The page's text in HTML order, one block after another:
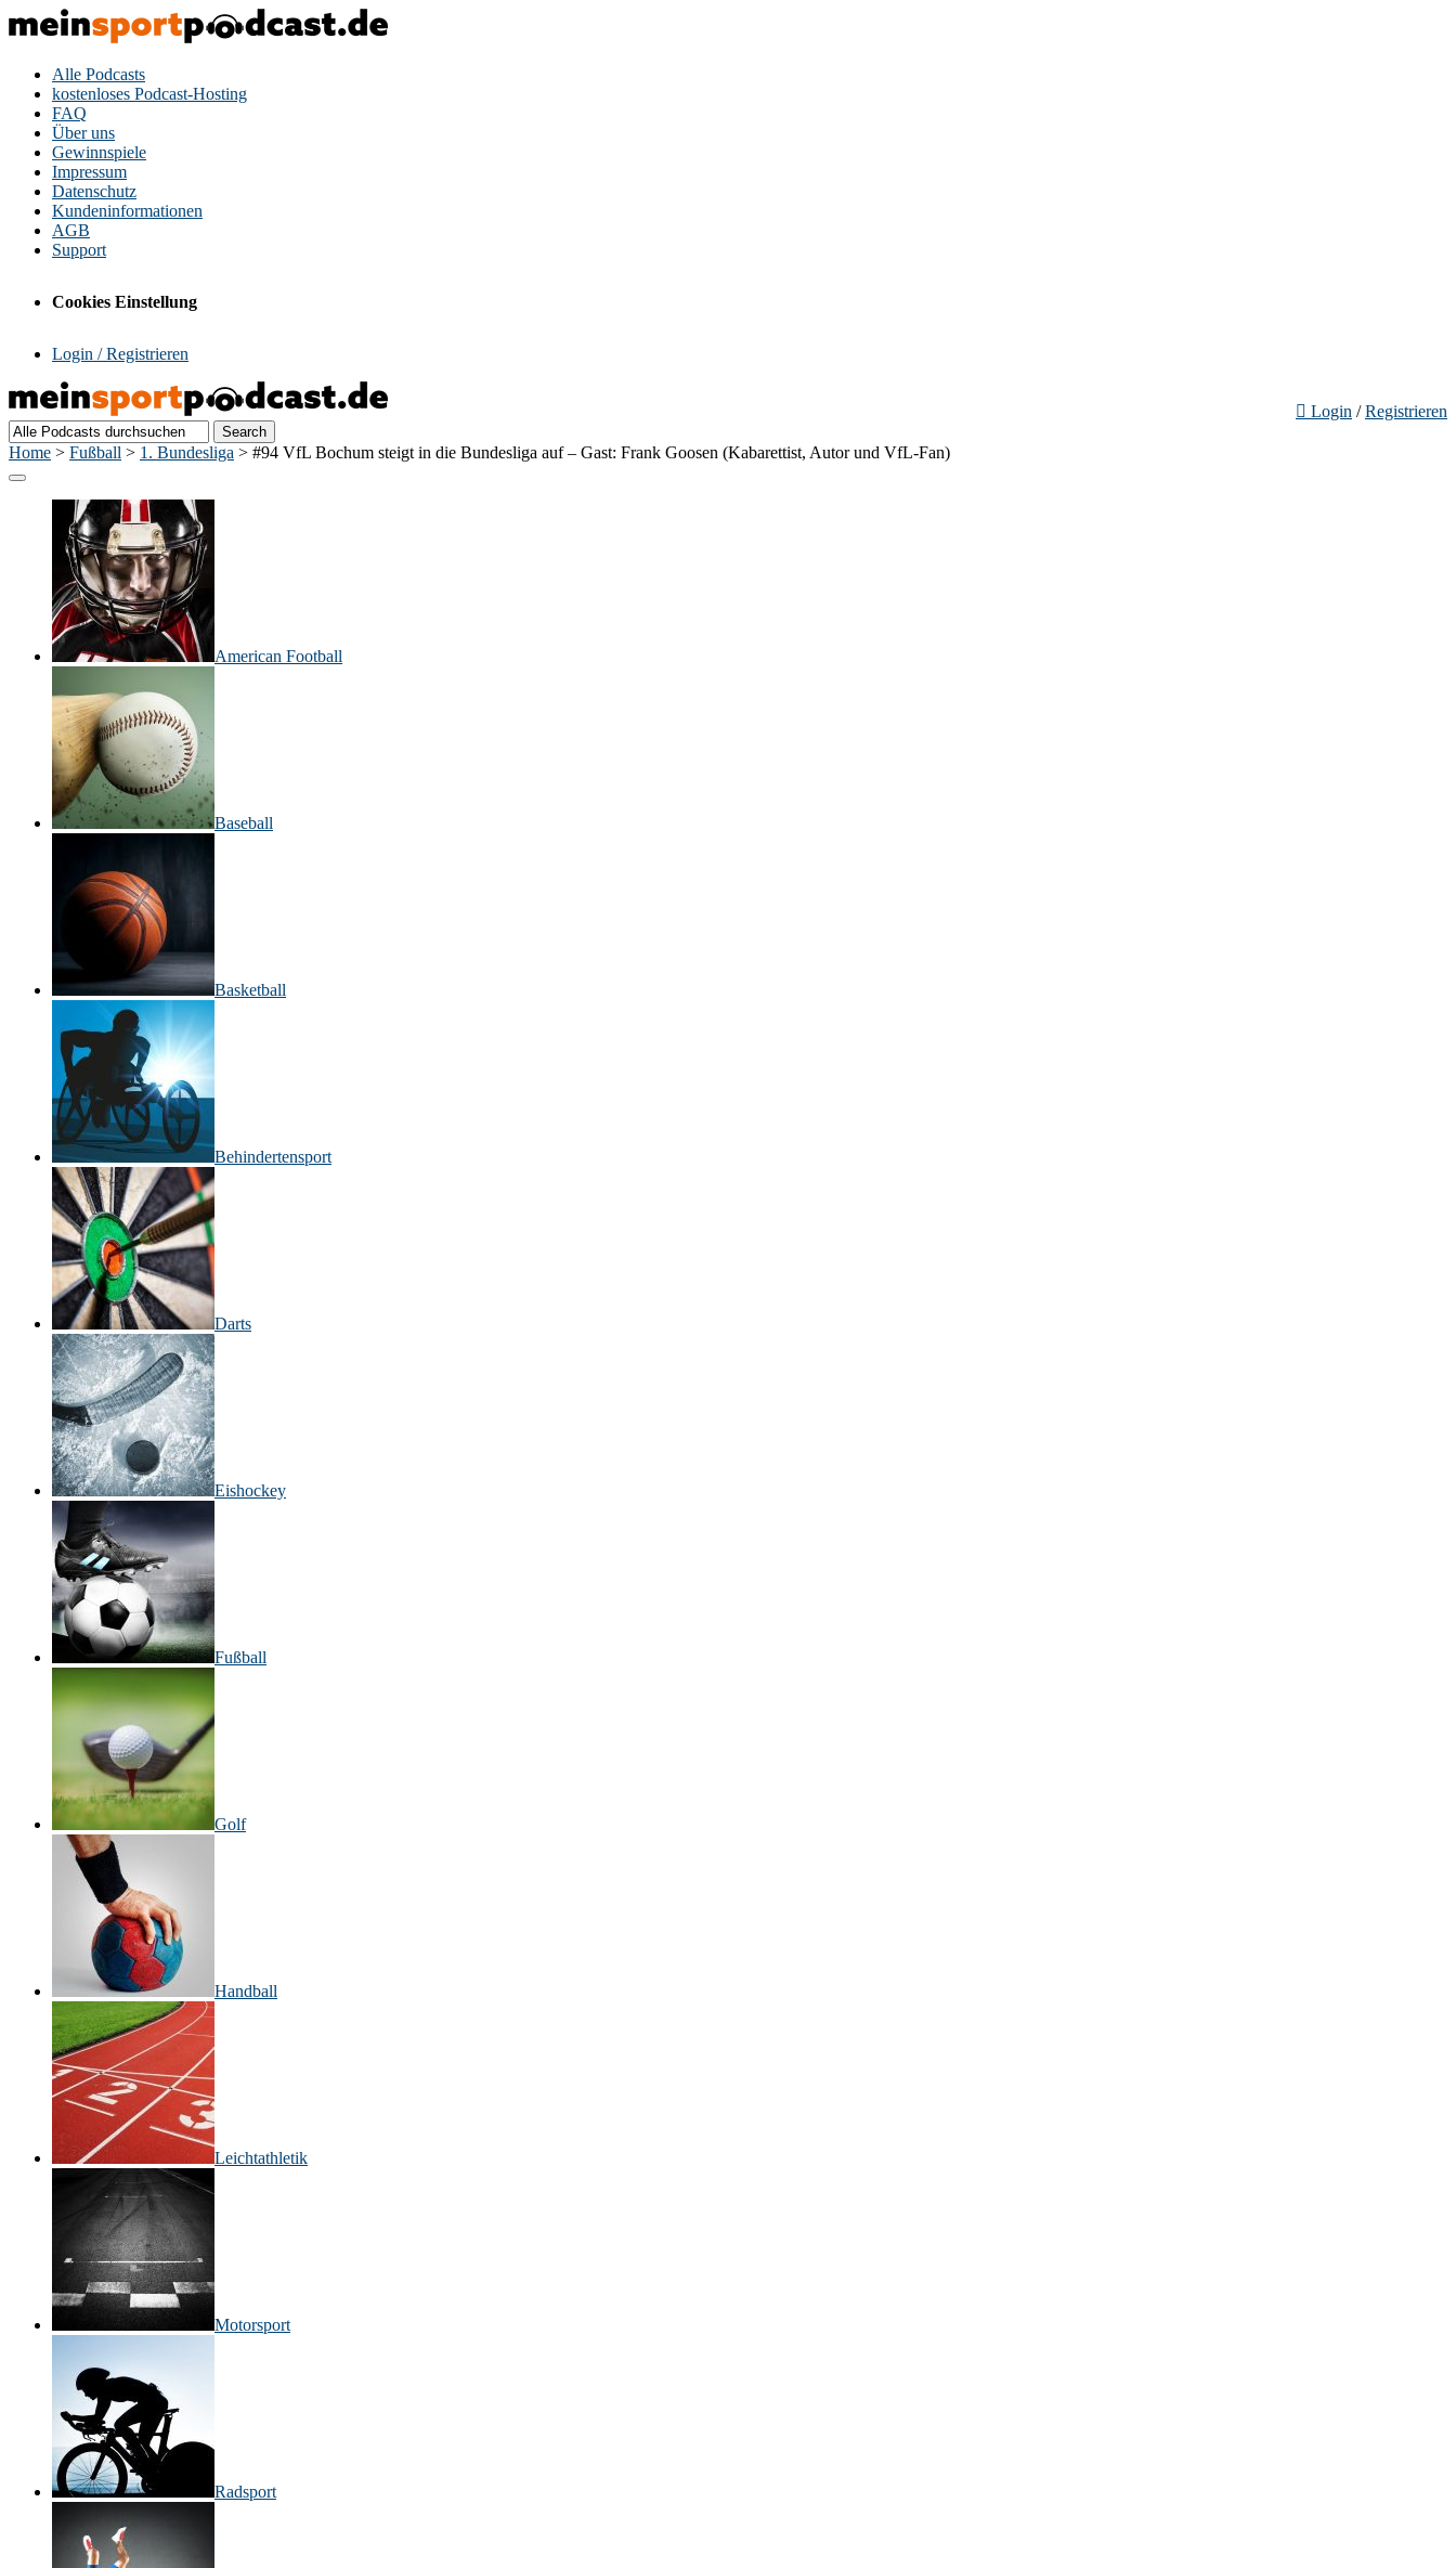
Alle Podcasts
kostenloses Podcast-Hosting
FAQ
Über uns
Gewinnspiele
Impressum
Datenschutz
Kundeninformationen
AGB
Support
Cookies Einstellung
Login / Registrieren
Login /Registrieren
Home > Fußball > 1. Bundesliga > #94 VfL Bochum steigt in die Bundesliga auf – Gast: Frank Goosen (Kabarettist, Autor und VfL-Fan)
American Football
Baseball
Basketball
Behinderten­sport
Darts
Eishockey
Fußball
Golf
Handball
Leichtathletik
Motorsport
Radsport